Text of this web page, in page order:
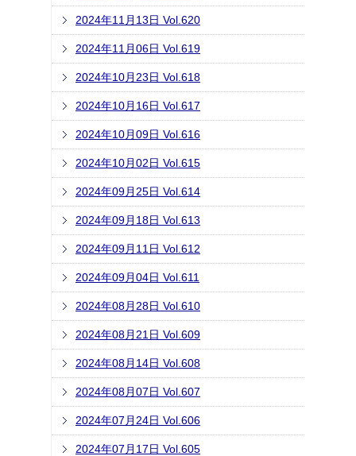
2024年11月13日 Vol.620
2024年11月06日 Vol.619
2024年10月23日 Vol.618
2024年10月16日 Vol.617
2024年10月09日 Vol.616
2024年10月02日 Vol.615
2024年09月25日 Vol.614
2024年09月18日 Vol.613
2024年09月11日 Vol.612
2024年09月04日 Vol.611
2024年08月28日 Vol.610
2024年08月21日 Vol.609
2024年08月14日 Vol.608
2024年08月07日 Vol.607
2024年07月24日 Vol.606
2024年07月17日 Vol.605